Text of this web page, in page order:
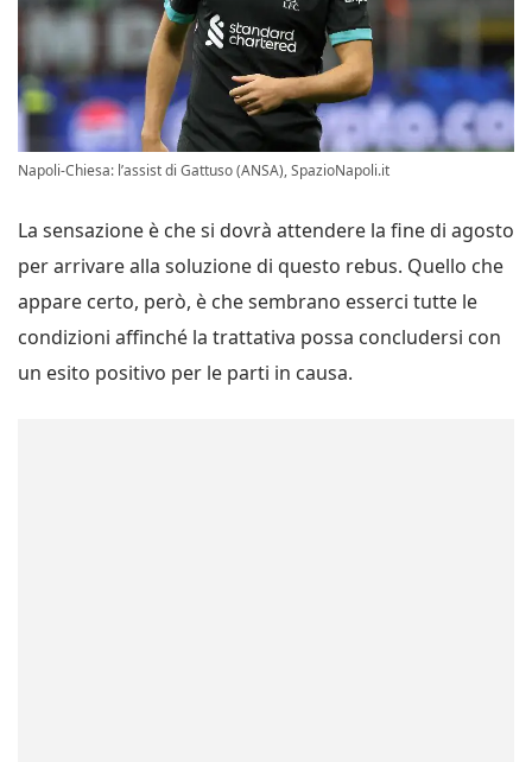
Napoli-Chiesa: l’assist di Gattuso (ANSA), SpazioNapoli.it
La sensazione è che si dovrà attendere la fine di agosto
per arrivare alla soluzione di questo rebus. Quello che
appare certo, però, è che sembrano esserci tutte le
condizioni affinché la trattativa possa concludersi con
un esito positivo per le parti in causa.